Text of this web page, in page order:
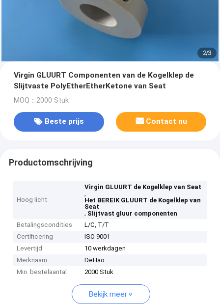
2/3
Virgin GLUURT Componenten van de Kogelklep de
Slijtvaste PolyEtherEtherKetone van Seat
MOQ：2000 Stuk
Beste prijs Contact nu
Productomschrijving
Hoog licht
Virgin GLUURT de Kogelklep van Seat
,
Het BEREIK GLUURT de Kogelklep van
Seat
, Slijtvast gluur componenten
Betalingscondities
L/C, T/T
Certificering
ISO 9001
Levertijd
10 werkdagen
Merknaam
DeHao
Min. bestelaantal
2000 Stuk
Bekijk meer